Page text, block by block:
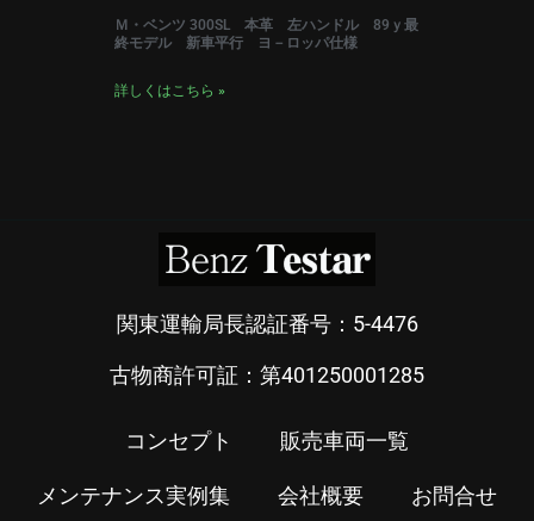
Ｍ・ベンツ 300SL 本革 左ハンドル 89ｙ最
終モデル 新車平行 ヨ－ロッパ仕様
詳しくはこちら »
関東運輸局長認証番号：5-4476
古物商許可証：第401250001285
コンセプト 販売車両一覧
メンテナンス実例集 会社概要 お問合せ